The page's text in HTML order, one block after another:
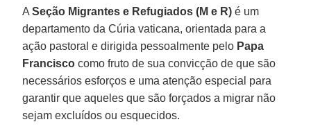
ASeção Migrantes e Refugiados (M e R) é um
departamento da Cúria vaticana, orientada para a
ação pastoral e dirigida pessoalmente pelo Papa
Francisco como fruto de sua convicção de que são
necessários esforços e uma atenção especial para
garantir que aqueles que são forçados a migrar não
sejam excluídos ou esquecidos.